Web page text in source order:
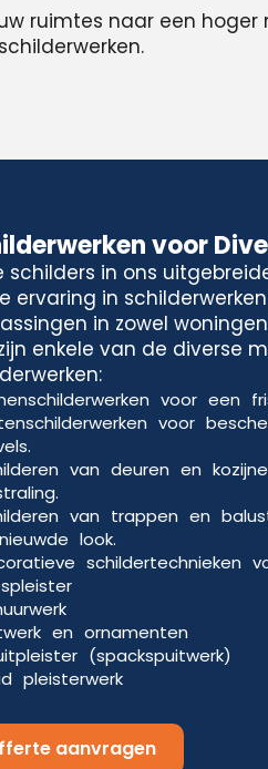
ruimtes naar een hoger
voor
schilders in ons
ervaring in
in zowel
enkele van de diverse
voor een
voor
van deuren en
van trappen en
look.
schildertechnieken
en ornamenten
(spackspuitwerk)
pleisterwerk
aanvragen